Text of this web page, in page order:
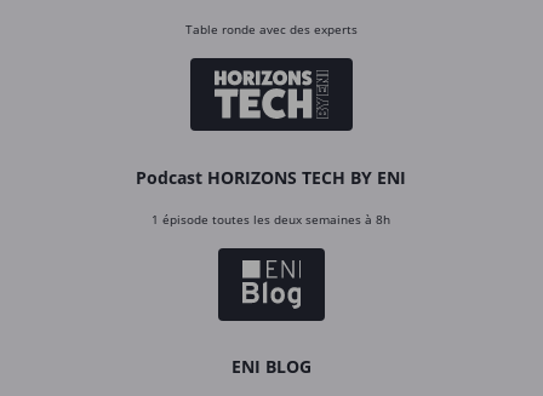
Table ronde avec des experts
Podcast HORIZONS TECH BY ENI
1 épisode toutes les deux semaines à 8h
ENI BLOG